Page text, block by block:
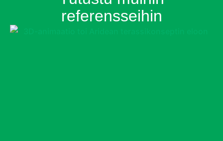
referensseihin